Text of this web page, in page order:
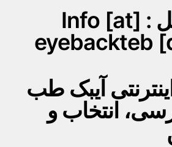
آدرس ایمیل : Info [at]
eyebackteb
آیبک طب
انتخاب و